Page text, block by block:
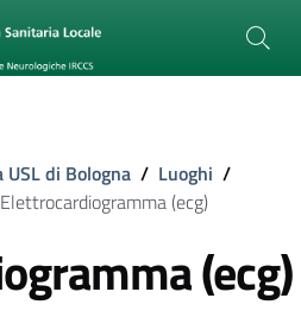
di Bologna / Luoghi /
Elettrocardiogramma (ecg)
(ecg)